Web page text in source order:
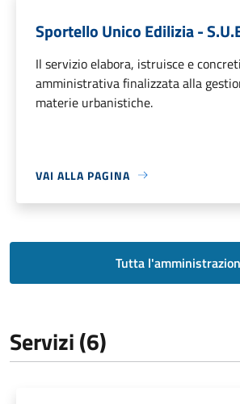
Sportello Unico Edilizia -
Il servizio elabora, istruisce e
amministrativa finalizzata alla
materie urbanistiche.
VAI ALLA PAGINA
Tutta
Servizi (6)